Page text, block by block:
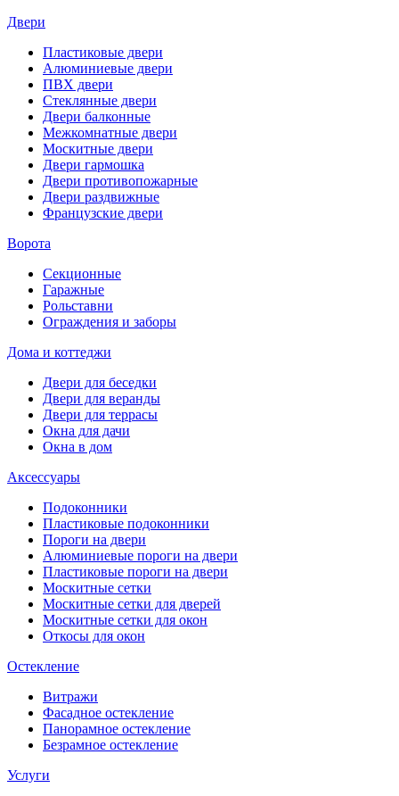
Двери
Пластиковые двери
Алюминиевые двери
ПВХ двери
Стеклянные двери
Двери балконные
Межкомнатные двери
Москитные двери
Двери гармошка
Двери противопожарные
Двери раздвижные
Французские двери
Ворота
Секционные
Гаражные
Рольставни
Ограждения и заборы
Дома и коттеджи
Двери для беседки
Двери для веранды
Двери для террасы
Окна для дачи
Окна в дом
Аксессуары
Подоконники
Пластиковые подоконники
Пороги на двери
Алюминиевые пороги на двери
Пластиковые пороги на двери
Москитные сетки
Москитные сетки для дверей
Москитные сетки для окон
Откосы для окон
Остекление
Витражи
Фасадное остекление
Панорамное остекление
Безрамное остекление
Услуги